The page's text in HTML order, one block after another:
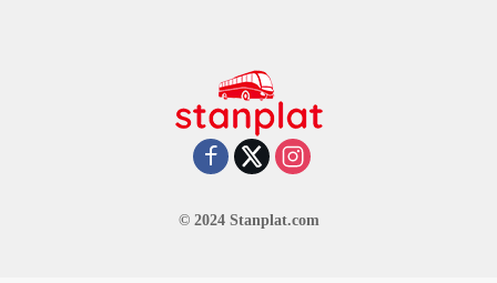
© 2024 Stanplat.com